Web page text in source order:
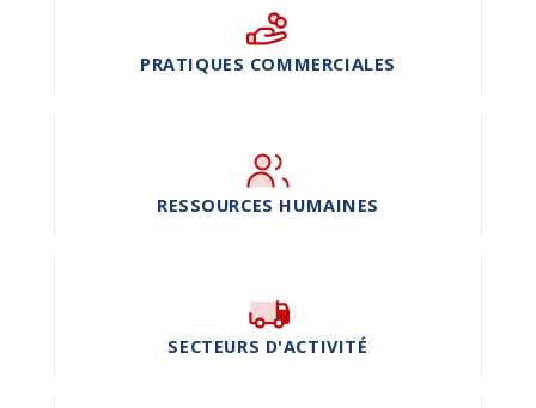
PRATIQUES COMMERCIALES
RESSOURCES HUMAINES
SECTEURS D'ACTIVITÉ